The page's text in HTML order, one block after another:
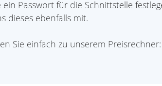
Passwort für die Schnittstelle
dieses ebenfalls mit.
Sie einfach zu unserem Preisrechner: